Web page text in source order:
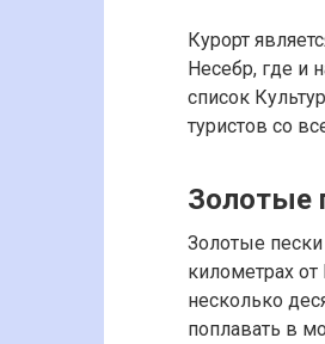
Курорт
Несебр, где и
список
туристов со
Золотые
Золотые
километрах от
несколько
поплавать в